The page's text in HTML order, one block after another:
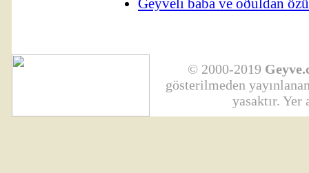
Geyveli baba ve oðuldan
© 2000-2019
gösterilmeden
yasaktır.